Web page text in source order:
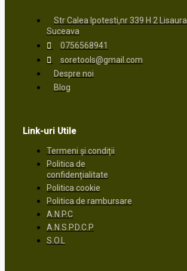
Str Calea Ipotesti,nr 339 H 2 Lisaura
Suceava
0756568941
soretools@gmail.com
Despre noi
Blog
Link-uri Utile
Termeni și condiții
Politica de
confidențialitate
Politica cookie
Politica de rambursare
A.N.P.C
A.N.S.P.D.C.P
S.O.L